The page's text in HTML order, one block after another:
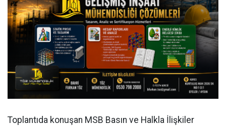
Toplantıda konuşan MSB Basın ve Halkla İlişkiler